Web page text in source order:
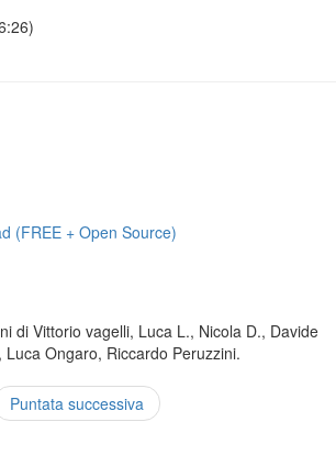
(FREE + Open Source)
di Vittorio vagelli, Luca L., Nicola D., Davide
Ongaro, Riccardo Peruzzini.
Puntata successiva